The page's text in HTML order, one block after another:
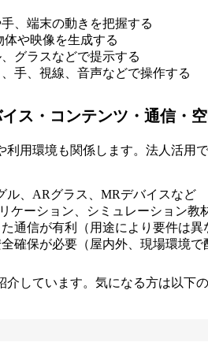
、端末の動きを把握する
や映像を生成する
グラスなどで提示する
手、視線、音声などで操作する
ス・コンテンツ・通信・空
用環境も関係します。法人活用
ル、ARグラス、MRデバイスなど
ケーション、シミュレーション教
通信が有利（用途により要件は異
確保が必要（屋内外、現場環境で
しています。気になる方は以下